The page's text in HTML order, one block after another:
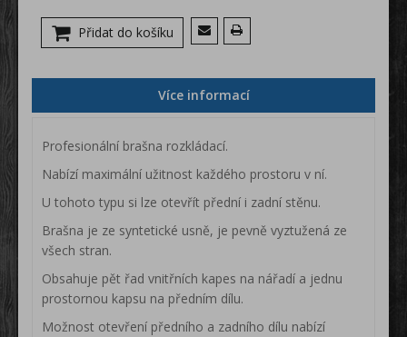
Přidat do košíku
Více informací
Profesionální brašna rozkládací.
Nabízí maximální užitnost každého prostoru v ní.
U tohoto typu si lze otevřít přední i zadní stěnu.
Brašna je ze syntetické usně, je pevně vyztužená ze
všech stran.
Obsahuje pět řad vnitřních kapes na nářadí a jednu
prostornou kapsu na předním dílu.
Možnost otevření předního a zadního dílu nabízí